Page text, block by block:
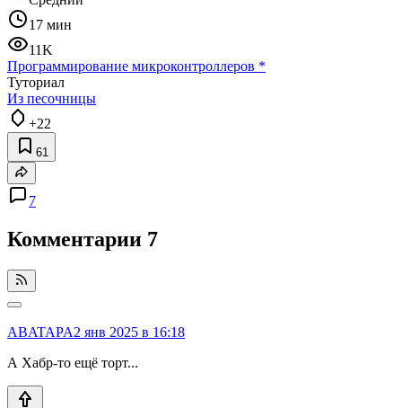
17 мин
11K
Программирование микроконтроллеров *
Туториал
Из песочницы
+22
61
7
Комментарии 7
ABATAPA2 янв 2025 в 16:18
А Хабр-то ещё торт...